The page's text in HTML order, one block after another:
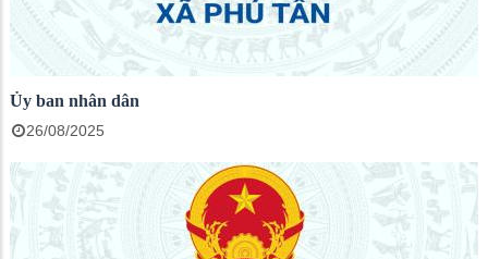
Ủy ban nhân dân
26/08/2025